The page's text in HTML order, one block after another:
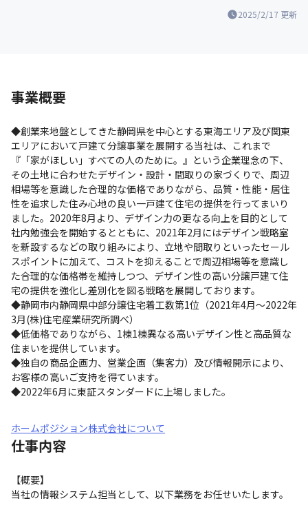
2025/2/17 更新
事業概要
◆創業来地盤としてきた静岡県を中心とする東海エリア及び関東
エリアにおいて戸建て分譲事業を展開する当社は、これまで
『「家がほしい」すべての人のために。』という企業理念の下、
その土地に合わせたデザイン・設計・間取りの家づくりで、周辺
相場等を意識した合理的な価格でありながら、品質・性能・居住
性を追求した住み心地の良い一戸建て住宅の提供を行ってまいり
ました。2020年8月より、デザイン力の更なる向上を目的として
社内勉強会を開始するとともに、2021年2月にはデザイン戦略室
を新設するなどの取り組みにより、立地や間取りといったセール
スポイントに加えて、コストを抑えることで周辺相場等を意識し
た合理的な価格帯を維持しつつ、デザイン性の高い分譲戸建て住
宅の提供を強化し差別化を図る戦略を展開しております。
◆静岡市内静岡県中部分譲住宅着工数第1位（2021年4月～2022年
3月(株)住宅産業研究所調べ）
◆低価格でありながら、1棟1棟異なる高いデザイン性と高品質な
住まいを提供しています。
◆独自の商品企画力、営業企画（集客力）及び情報開示により、
お客様の高いご支持を得ています。
◆2022年6月に東証スタンダードに上場しました。
ホームポジション株式会社について
仕事内容
【概要】
当社の情報システム担当として、以下業務をお任せいたします。